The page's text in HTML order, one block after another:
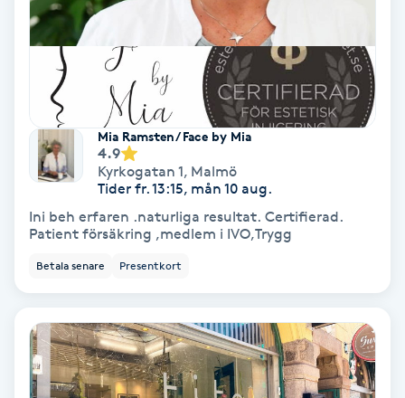
Brynplockning
Bröllopsuppsättning
Celluliter
Coachning
Color correction
Damklippning
Mia Ramsten/ Face by Mia
4.9
Kyrkogatan 1, Malmö
Tider fr. 13:15, mån 10 aug.
Ini beh erfaren .naturliga resultat. Certifierad.
Patient försäkring ,medlem i IVO,Trygg
Betala senare Presentkort